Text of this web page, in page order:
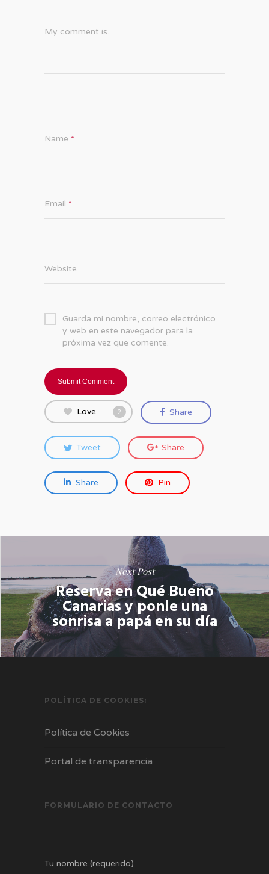
My comment is..
Name *
Email *
Website
Guarda mi nombre, correo electrónico
y web en este navegador para la
próxima vez que comente.
Love 2 Share
Tweet Share
Share Pin
Next Post
Reserva en Qué Bueno
Canarias y ponle una
sonrisa a papá en su día
POLÍTICA DE COOKIES:
Política de Cookies
Portal de transparencia
FORMULARIO DE CONTACTO
Tu nombre (requerido)